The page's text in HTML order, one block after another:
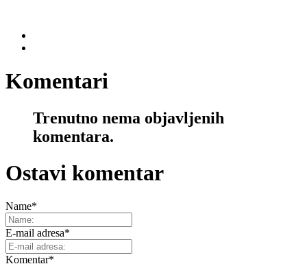
Komentari
Trenutno nema objavljenih
komentara.
Ostavi komentar
Name*
E-mail adresa*
Komentar*